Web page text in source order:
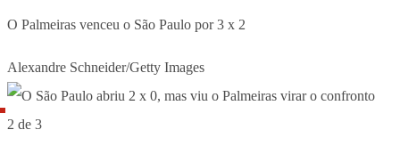
O Palmeiras venceu o São Paulo por 3 x 2
Alexandre Schneider/Getty Images
2 de 3